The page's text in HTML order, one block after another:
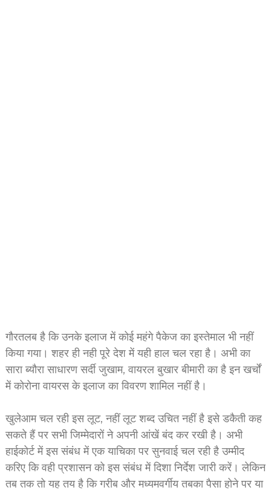
गौरतलब है कि उनके इलाज में कोई महंगे पैकेज का इस्तेमाल भी नहीं
किया गया। शहर ही नही पूरे देश में यही हाल चल रहा है। अभी का
सारा ब्यौरा साधारण सर्दी जुखाम, वायरल बुखार बीमारी का है इन खर्चों
में कोरोना वायरस के इलाज का विवरण शामिल नहीं है।
खुलेआम चल रही इस लूट, नहीं लूट शब्द उचित नहीं है इसे डकैती कह
सकते हैं पर सभी जिम्मेदारों ने अपनी आंखें बंद कर रखी है। अभी
हाईकोर्ट में इस संबंध में एक याचिका पर सुनवाई चल रही है उम्मीद
करिए कि वही प्रशासन को इस संबंध में दिशा निर्देश जारी करें। लेकिन
तब तक तो यह तय है कि गरीब और मध्यमवर्गीय तबका पैसा होने पर या